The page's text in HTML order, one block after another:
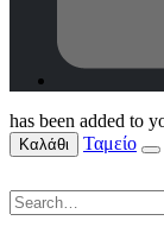
has been added to
Καλάθι Ταμείο